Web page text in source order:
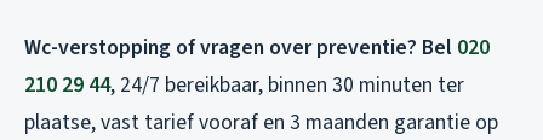
Wc-verstopping of vragen over preventie? Bel 020
210 29 44, 24/7 bereikbaar, binnen 30 minuten ter
plaatse, vast tarief vooraf en 3 maanden garantie op